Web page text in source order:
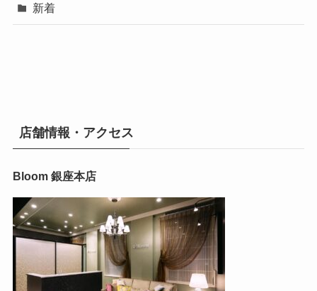
新着
店舗情報・アクセス
Bloom 銀座本店